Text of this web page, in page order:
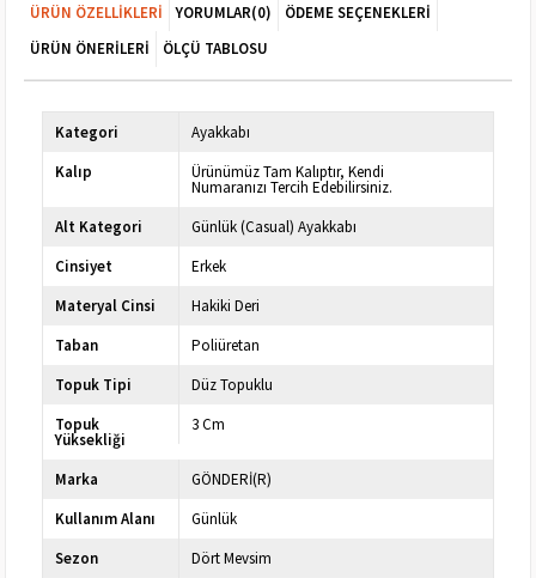
ÜRÜN ÖZELLIKLERI YORUMLAR(0)
ÖDEME SEÇENEKLERI
ÜRÜN ÖNERILERI
ÖLÇÜ TABLOSU
Kategori
Ayakkabı
Kalıp
Ürünümüz Tam Kalıptır, Kendi
Numaranızı Tercih Edebilirsiniz.
Alt Kategori
Günlük (Casual) Ayakkabı
Cinsiyet
Erkek
Materyal Cinsi
Hakiki Deri
Taban
Poliüretan
Topuk Tipi
Düz Topuklu
Topuk
Yüksekliği
3 Cm
Marka
GÖNDERİ(R)
Kullanım Alanı
Günlük
Sezon
Dört Mevsim